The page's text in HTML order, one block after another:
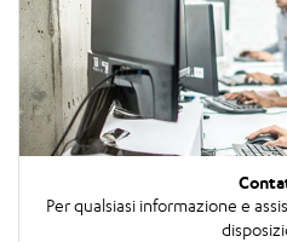
Per qualsiasi informazione e